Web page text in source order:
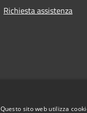
Richiesta assistenza
Questo sito web utilizza